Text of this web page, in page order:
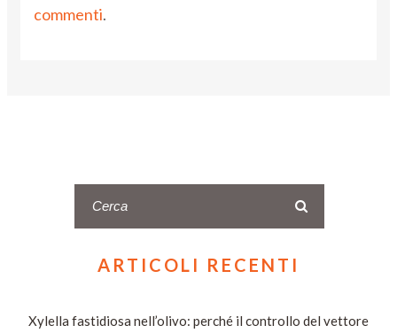
commenti.
ARTICOLI RECENTI
Xylella fastidiosa nell’olivo: perché il controllo del vettore